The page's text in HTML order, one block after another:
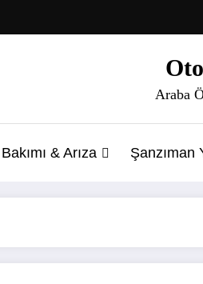
Araba
Bakımı & Arıza Şanzıman